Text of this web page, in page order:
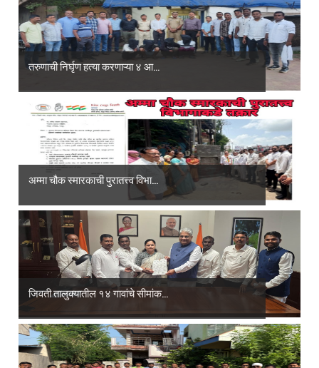
तरुणाची निर्घृण हत्या करणाऱ्या ४ आ...
अम्मा चौक स्मारकाची पुरातत्त्व विभा...
जिवती तालुक्यातील १४ गावांचे सीमांक...